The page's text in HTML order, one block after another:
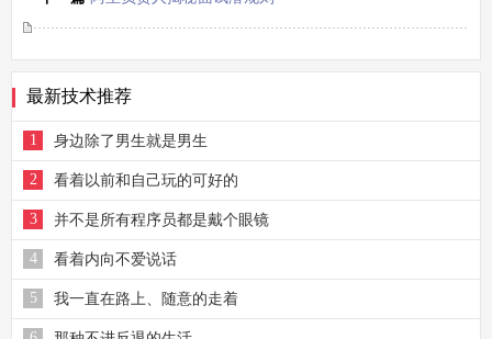
最新技术推荐
1 身边除了男生就是男生
2 看着以前和自己玩的可好的
3 并不是所有程序员都是戴个眼镜
4 看着内向不爱说话
5 我一直在路上、随意的走着